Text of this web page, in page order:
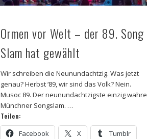
Ormen vor Welt – der 89. Song
Slam hat gewählt
Wir schreiben die Neunundachtzig. Was jetzt
genau? Herbst ‘89, wir sind das Volk? Nein.
Musoc 89. Der neunundachtzigste einzig wahre
Münchner Songslam. …
Teilen:
Facebook X Tumblr